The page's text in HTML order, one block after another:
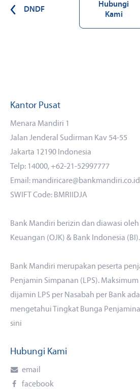
DNDF
Hubungi
Kami
Kantor Pusat
Menara Mandiri 1
Jalan Jenderal Sudirman Kav 54-55
Jakarta 12190 Indonesia
Telp: 14000, +62-21-52997777
Email: mandiricare@bankmandiri.co.id
SWIFT Code: BMRIIDJA
Bank Mandiri berizin dan diawasi oleh
Keuangan (OJK) & Bank Indonesia (BI).
Bank Mandiri merupakan peserta
Penjamin Simpanan (LPS).
dijamin LPS per Nasabah per Bank
mengetahui Tingkat Bunga
sini
Hubungi Kami
email
facebook